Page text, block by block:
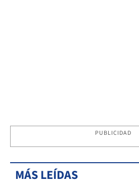
PUBLICIDAD
MÁS LEÍDAS